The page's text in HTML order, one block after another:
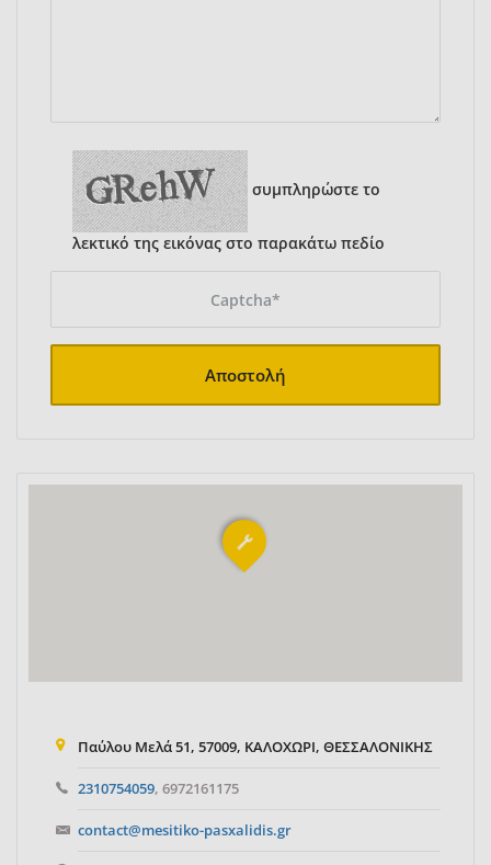
συμπληρώστε το
λεκτικό της εικόνας στο παρακάτω πεδίο
Αποστολή
Παύλου Μελά 51, 57009, ΚΑΛΟΧΩΡΙ, ΘΕΣΣΑΛΟΝΙΚΗΣ
2310754059, 6972161175
contact@mesitiko-pasxalidis.gr